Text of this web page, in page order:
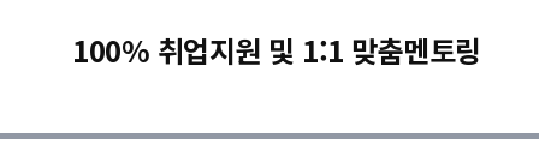
100% 취업지원 및 1:1 맞춤멘토링